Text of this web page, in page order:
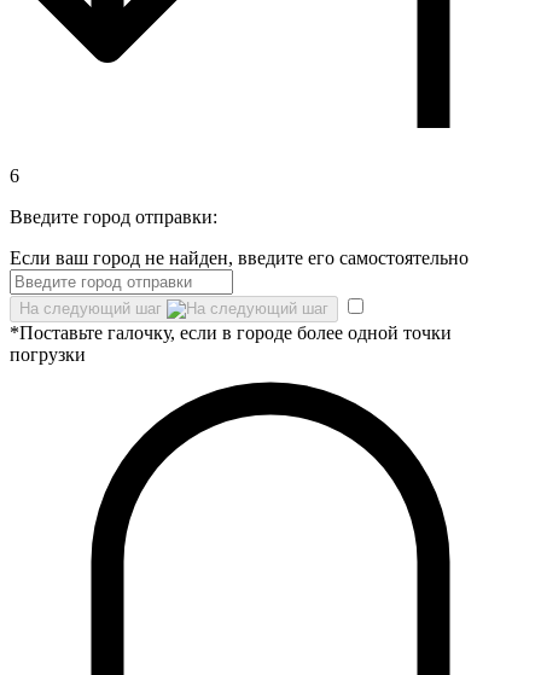
6
Введите город отправки:
Если ваш город не найден, введите его самостоятельно
На следующий шаг
*Поставьте галочку, если в городе более одной точки
погрузки